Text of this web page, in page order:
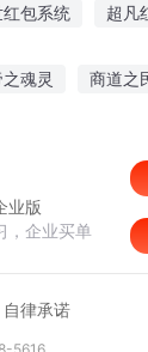
包系统 超凡
魂灵 商道之
业版
，企业买单
自律承诺